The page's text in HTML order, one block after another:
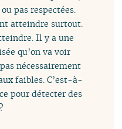
pas respectées.
atteindre surtout.
Il y a une
qu’on va voir
nécessairement
faibles. C’est-à-
pour détecter des